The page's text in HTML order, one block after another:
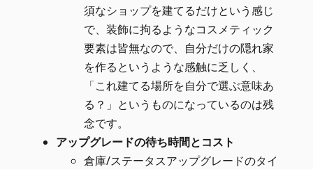
須なショップを建てるだけという感じ
で、装飾に拘るようなコスメティック
要素は皆無なので、自分だけの隠れ家
を作るというような感触に乏しく、
「これ建てる場所を自分で選ぶ意味あ
る？」というものになっているのは残
念です。
アップグレードの待ち時間とコスト
倉庫/ステータスアップグレードのタイ